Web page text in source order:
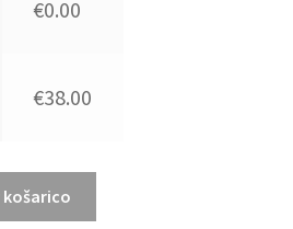
€0.00
€38.00
košarico